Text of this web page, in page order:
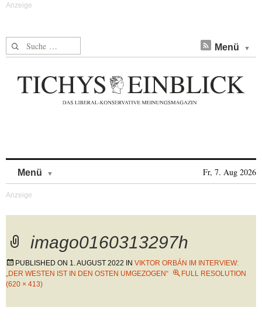
Suche nach: Menü
Menü Fr, 7. Aug 2026
imago0160313297h
PUBLISHED ON 1. AUGUST 2022 IN VIKTOR ORBÁN IM INTERVIEW:
„DER WESTEN IST IN DEN OSTEN UMGEZOGEN“
FULL RESOLUTION
(620 × 413)